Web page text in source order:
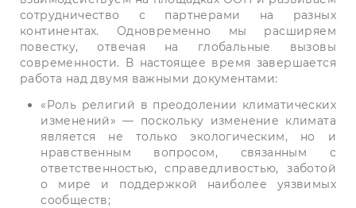
сотрудничество с партнерами на разных
континентах. Одновременно мы расширяем
повестку, отвечая на глобальные вызовы
современности. В настоящее время завершается
работа над двумя важными документами:
«Роль религий в преодолении климатических
изменений» — поскольку изменение климата
является не только экологическим, но и
нравственным вопросом, связанным с
ответственностью, справедливостью, заботой
о мире и поддержкой наиболее уязвимых
сообществ;